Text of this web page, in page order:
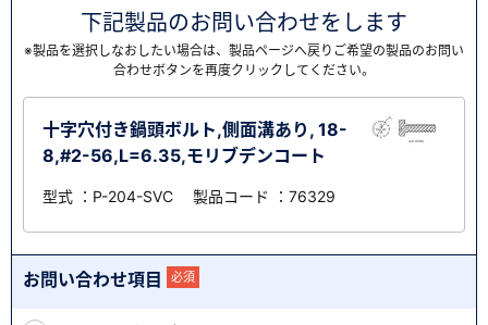
下記製品のお問い合わせをします
※製品を選択しなおしたい場合は、製品ページへ戻りご希望の製品のお問い
合わせボタンを再度クリックしてください。
十字穴付き鍋頭ボルト,側面溝あり, 18-
8,#2-56,L=6.35,モリブデンコート
型式 ：P-204-SVC 製品コード ：76329
お問い合わせ項目 必須